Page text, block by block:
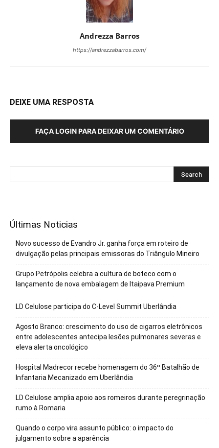
Andrezza Barros
https://andrezzabarros.com/
DEIXE UMA RESPOSTA
FAÇA LOGIN PARA DEIXAR UM COMENTÁRIO
Últimas Noticias
Novo sucesso de Evandro Jr. ganha força em roteiro de
divulgação pelas principais emissoras do Triângulo Mineiro
Grupo Petrópolis celebra a cultura de boteco com o
lançamento de nova embalagem de Itaipava Premium
LD Celulose participa do C-Level Summit Uberlândia
Agosto Branco: crescimento do uso de cigarros eletrônicos
entre adolescentes antecipa lesões pulmonares severas e
eleva alerta oncológico
Hospital Madrecor recebe homenagem do 36º Batalhão de
Infantaria Mecanizado em Uberlândia
LD Celulose amplia apoio aos romeiros durante peregrinação
rumo à Romaria
Quando o corpo vira assunto público: o impacto do
julgamento sobre a aparência